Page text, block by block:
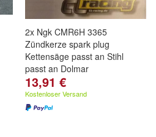
2x Ngk CMR6H 3365
Zündkerze spark plug
Kettensäge passt an Stihl
passt an Dolmar
13,91 €
Kostenloser Versand